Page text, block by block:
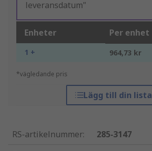
leveransdatum"
Enheter Per enhet
1 + 964,73 kr
*vägledande pris
Lägg till din lista
RS-artikelnummer:
285-3147